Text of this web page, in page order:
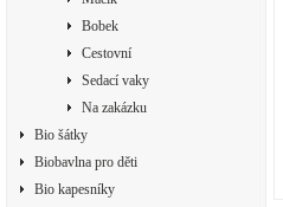
Bobek
Cestovní
Sedací vaky
Na zakázku
Bio šátky
Biobavlna pro děti
Bio kapesníky